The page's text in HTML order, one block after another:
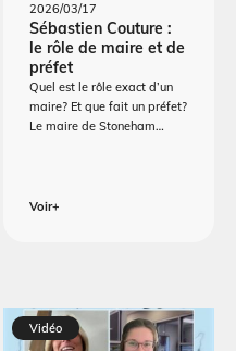
2026/03/17
Sébastien Couture :
le rôle de maire et de
préfet
Quel est le rôle exact d’un
maire? Et que fait un préfet?
Le maire de Stoneham…
Voir+
Vidéo